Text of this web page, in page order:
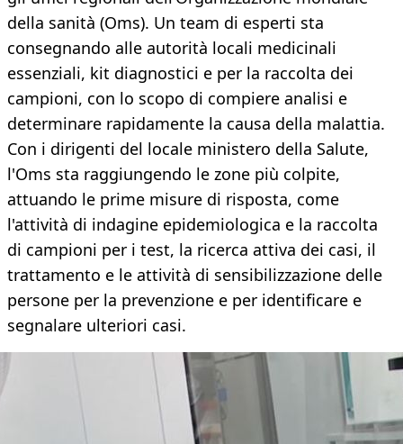
della sanità (Oms). Un team di esperti sta
consegnando alle autorità locali medicinali
essenziali, kit diagnostici e per la raccolta dei
campioni, con lo scopo di compiere analisi e
determinare rapidamente la causa della malattia.
Con i dirigenti del locale ministero della Salute,
l'Oms sta raggiungendo le zone più colpite,
attuando le prime misure di risposta, come
l'attività di indagine epidemiologica e la raccolta
di campioni per i test, la ricerca attiva dei casi, il
trattamento e le attività di sensibilizzazione delle
persone per la prevenzione e per identificare e
segnalare ulteriori casi.